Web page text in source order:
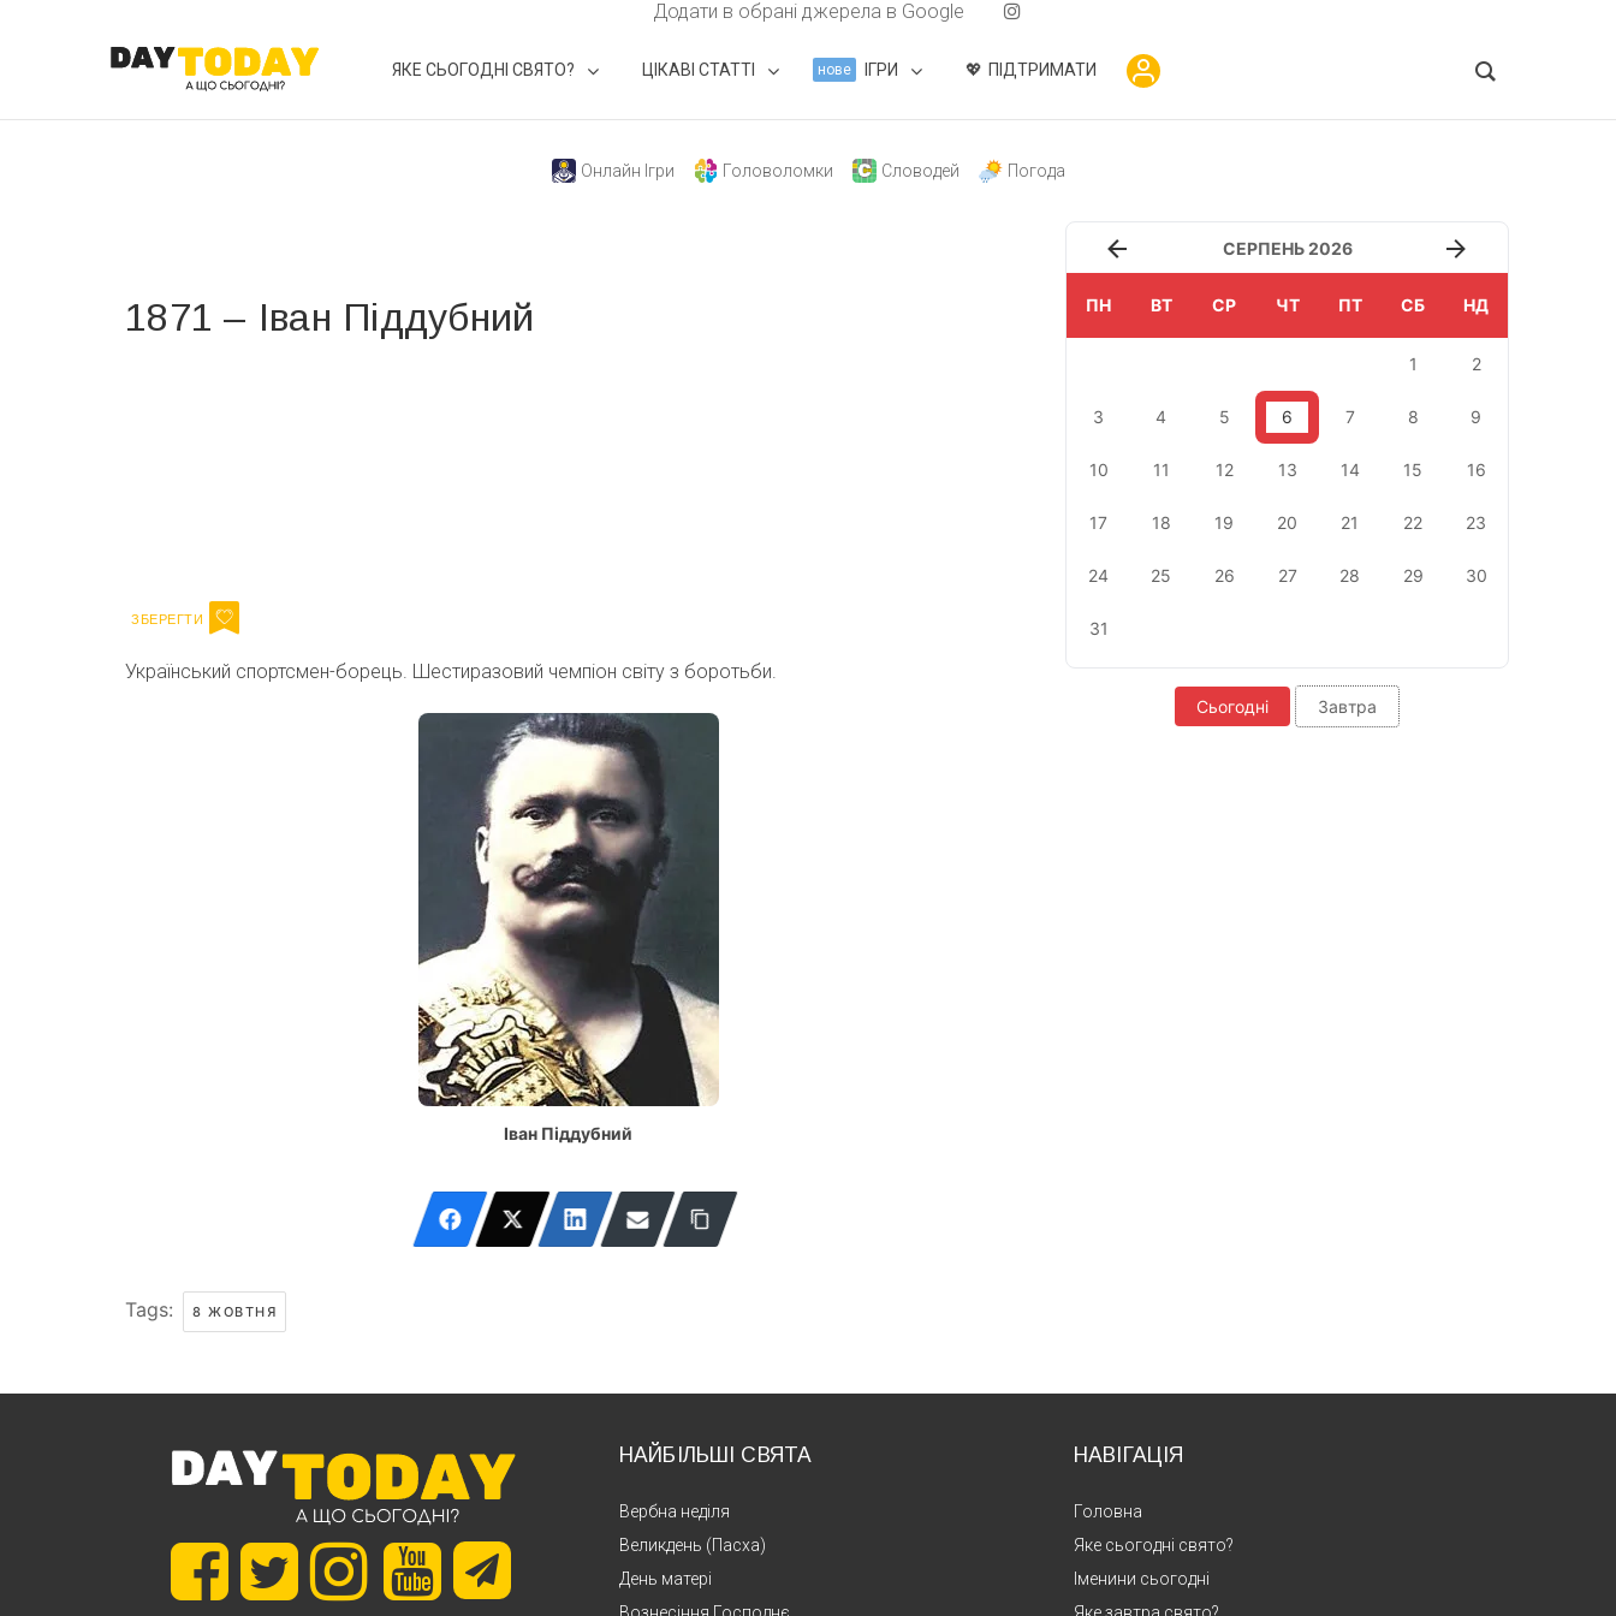
Додати в обрані джерела в Google
ЯКЕ СЬОГОДНІ СВЯТО? ЦІКАВІ СТАТТІ нове ІГРИ ПІДТРИМАТИ
Онлайн Ігри Головоломки Словодей Погода
1871 – Іван Піддубний
Український спортсмен-борець. Шестиразовий чемпіон світу з боротьби.
Іван Піддубний
Tags: 8 ЖОВТНЯ
СЕРПЕНЬ 2026
ПН ВТ СР ЧТ ПТ СБ НД
1 2
3 4 5 6 7 8 9
10 11 12 13 14 15 16
17 18 19 20 21 22 23
24 25 26 27 28 29 30
31
Сьогодні Завтра
НАЙБІЛЬШІ СВЯТА
Вербна неділя
Великдень (Пасха)
День матері
НАВІГАЦІЯ
Головна
Яке сьогодні свято?
Іменини сьогодні